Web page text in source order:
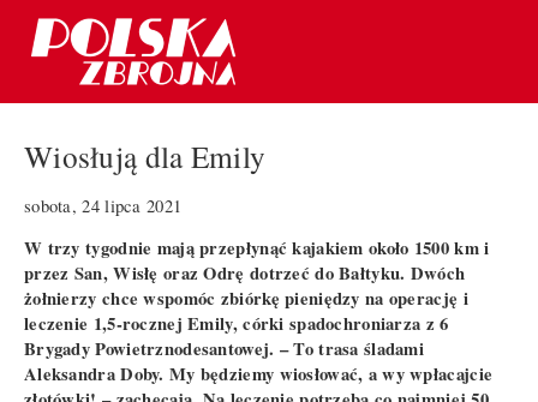
Wiosłują dla Emily
sobota, 24 lipca 2021
W trzy tygodnie mają przepłynąć kajakiem około 1500 km i
przez San, Wisłę oraz Odrę dotrzeć do Bałtyku. Dwóch
żołnierzy chce wspomóc zbiórkę pieniędzy na operację i
leczenie 1,5-rocznej Emily, córki spadochroniarza z 6
Brygady Powietrznodesantowej. – To trasa śladami
Aleksandra Doby. My będziemy wiosłować, a wy wpłacajcie